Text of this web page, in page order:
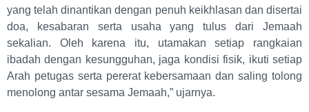
yang telah dinantikan dengan penuh keikhlasan dan disertai
doa, kesabaran serta usaha yang tulus dari Jemaah
sekalian. Oleh karena itu, utamakan setiap rangkaian
ibadah dengan kesungguhan, jaga kondisi fisik, ikuti setiap
Arah petugas serta pererat kebersamaan dan saling tolong
menolong antar sesama Jemaah,” ujarnya.